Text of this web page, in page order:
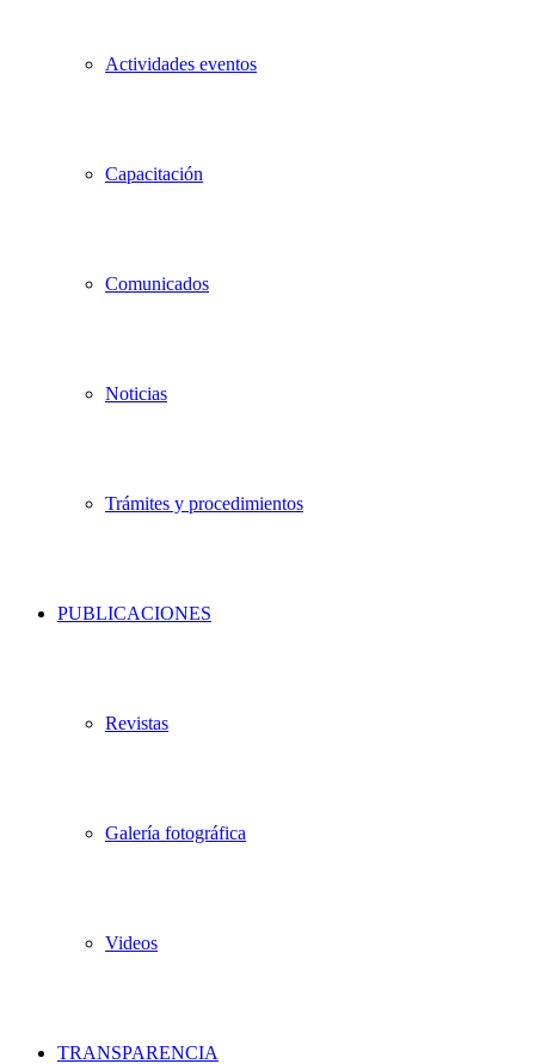
Actividades eventos
Capacitación
Comunicados
Noticias
Trámites y procedimientos
PUBLICACIONES
Revistas
Galería fotográfica
Videos
TRANSPARENCIA